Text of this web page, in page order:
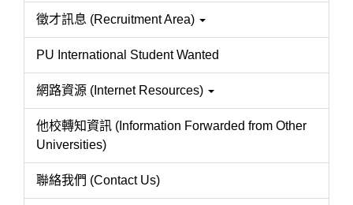
徵才訊息 (Recruitment Area)
PU International Student Wanted
網路資源 (Internet Resources)
他校轉知資訊 (Information Forwarded from Other
Universities)
聯絡我們 (Contact Us)